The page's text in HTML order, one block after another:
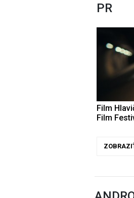
PR
Film
Film